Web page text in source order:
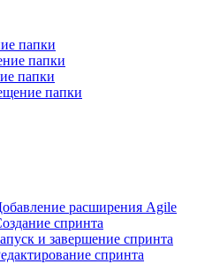
папки
папки
папки
папки
расширения Agile
спринта
и завершение спринта
спринта